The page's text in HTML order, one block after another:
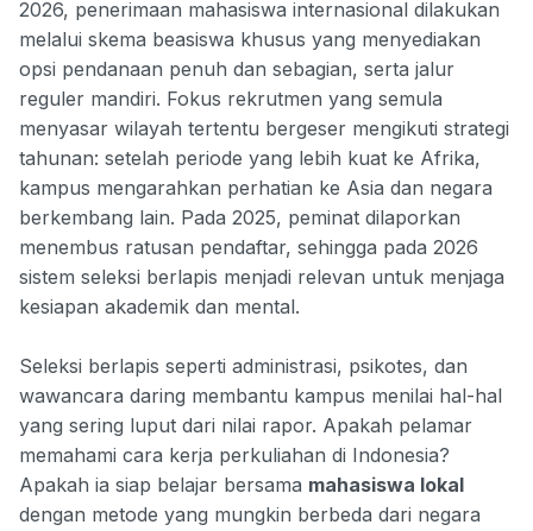
2026, penerimaan mahasiswa internasional dilakukan
melalui skema beasiswa khusus yang menyediakan
opsi pendanaan penuh dan sebagian, serta jalur
reguler mandiri. Fokus rekrutmen yang semula
menyasar wilayah tertentu bergeser mengikuti strategi
tahunan: setelah periode yang lebih kuat ke Afrika,
kampus mengarahkan perhatian ke Asia dan negara
berkembang lain. Pada 2025, peminat dilaporkan
menembus ratusan pendaftar, sehingga pada 2026
sistem seleksi berlapis menjadi relevan untuk menjaga
kesiapan akademik dan mental.
Seleksi berlapis seperti administrasi, psikotes, dan
wawancara daring membantu kampus menilai hal-hal
yang sering luput dari nilai rapor. Apakah pelamar
memahami cara kerja perkuliahan di Indonesia?
Apakah ia siap belajar bersama mahasiswa lokal
dengan metode yang mungkin berbeda dari negara